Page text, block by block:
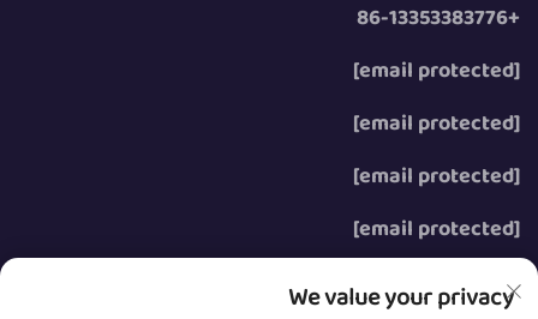
+86-13353383776
[email protected]
[email protected]
[email protected]
[email protected]
We value your privacy